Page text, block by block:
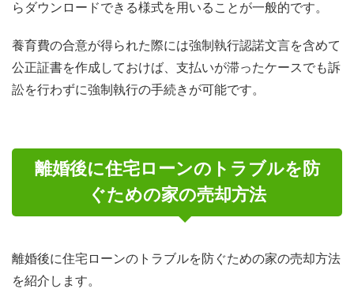
らダウンロードできる様式を用いることが一般的です。
養育費の合意が得られた際には強制執行認諾文言を含めて
公正証書を作成しておけば、支払いが滞ったケースでも訴
訟を行わずに強制執行の手続きが可能です。
離婚後に住宅ローンのトラブルを防
ぐための家の売却方法
離婚後に住宅ローンのトラブルを防ぐための家の売却方法
を紹介します。